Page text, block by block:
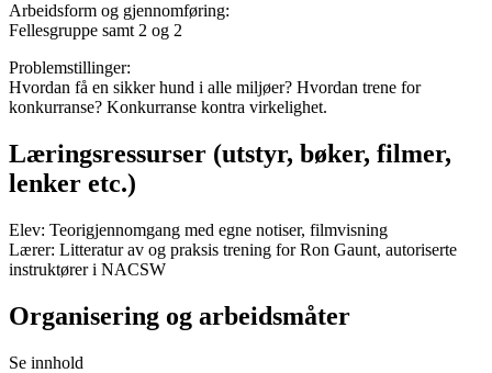
Arbeidsform og gjennomføring:
Fellesgruppe samt 2 og 2
Problemstillinger:
Hvordan få en sikker hund i alle miljøer? Hvordan trene for
konkurranse? Konkurranse kontra virkelighet.
Læringsressurser (utstyr, bøker, filmer,
lenker etc.)
Elev: Teorigjennomgang med egne notiser, filmvisning
Lærer: Litteratur av og praksis trening for Ron Gaunt, autoriserte
instruktører i NACSW
Organisering og arbeidsmåter
Se innhold